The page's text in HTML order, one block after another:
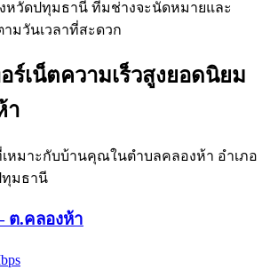
หวัดปทุมธานี ทีมช่างจะนัดหมายและ
มวันเวลาที่สะดวก
ร์เน็ตความเร็วสูงยอดนิยม
า
เหมาะกับบ้านคุณในตำบลคลองห้า อำเภอ
ทุมธานี
ต.คลองห้า